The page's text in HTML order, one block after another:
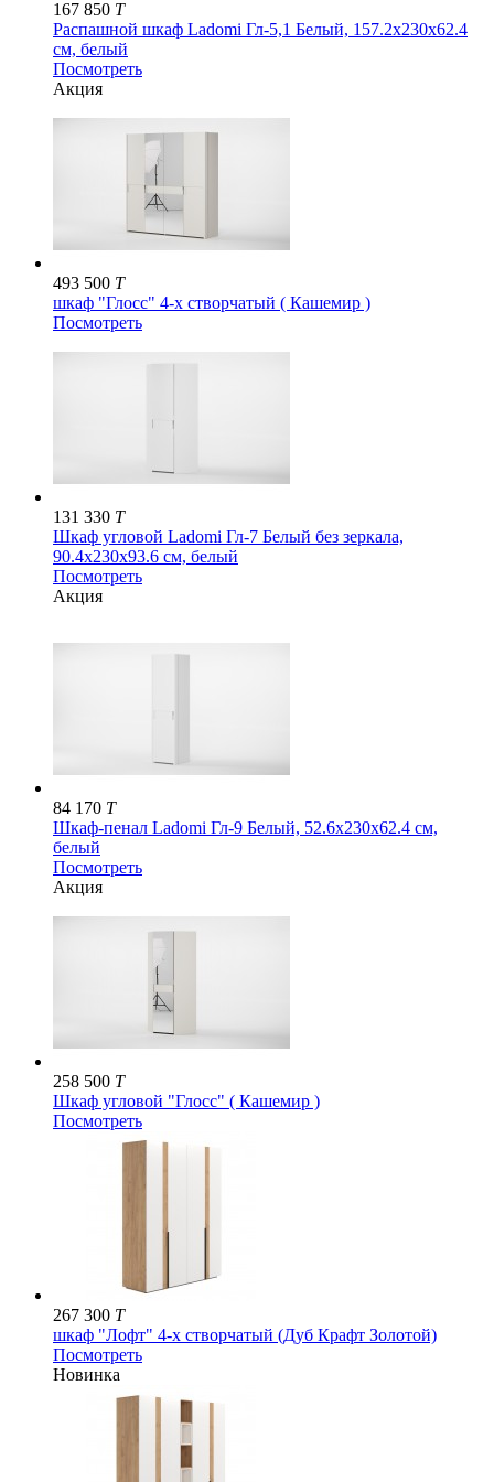
167 850 T
Распашной шкаф Ladomi Гл-5,1 Белый, 157.2x230х62.4
см, белый
Посмотреть
Акция
493 500 T
шкаф "Глосс" 4-х створчатый ( Кашемир )
Посмотреть
131 330 T
Шкаф угловой Ladomi Гл-7 Белый без зеркала,
90.4x230х93.6 см, белый
Посмотреть
Акция
84 170 T
Шкаф-пенал Ladomi Гл-9 Белый, 52.6x230х62.4 см,
белый
Посмотреть
Акция
258 500 T
Шкаф угловой "Глосс" ( Кашемир )
Посмотреть
267 300 T
шкаф "Лофт" 4-х створчатый (Дуб Крафт Золотой)
Посмотреть
Новинка